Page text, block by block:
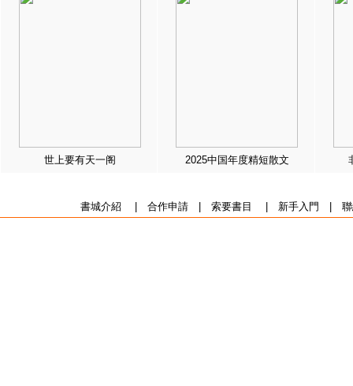
世上要有天一阁 2025中国年度精短散文
書城介紹 合作申請| 索要書目 新手入門